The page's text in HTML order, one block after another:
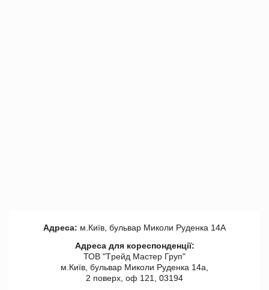
Адреса: м.Київ, бульвар Миколи Руденка 14А
Адреса для кореспонденції:
ТОВ "Tрейд Мастер Груп"
м.Київ, бульвар Миколи Руденка 14а,
2 поверх, оф 121, 03194